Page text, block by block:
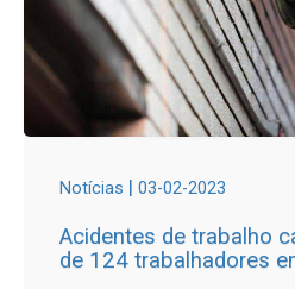
Notícias | 03-02-2023
Acidentes de trabalho
de 124 trabalhadores